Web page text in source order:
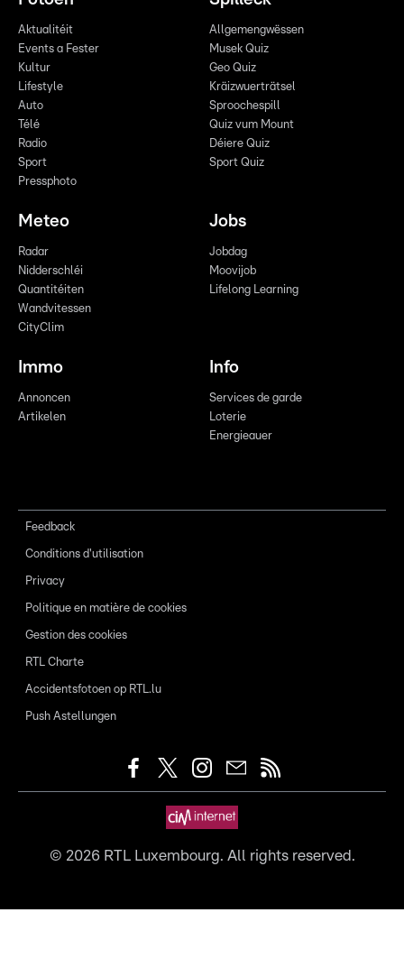
Aktualitéit
Events a Fester
Kultur
Lifestyle
Auto
Télé
Radio
Sport
Pressphoto
Allgemengwëssen
Musek Quiz
Geo Quiz
Kräizwuerträtsel
Sproochespill
Quiz vum Mount
Déiere Quiz
Sport Quiz
Meteo
Radar
Nidderschléi
Quantitéiten
Wandvitessen
CityClim
Jobs
Jobdag
Moovijob
Lifelong Learning
Immo
Annoncen
Artikelen
Info
Services de garde
Loterie
Energieauer
Feedback
Conditions d'utilisation
Privacy
Politique en matière de cookies
Gestion des cookies
RTL Charte
Accidentsfotoen op RTL.lu
Push Astellungen
© 2026RTL Luxembourg. All rights reserved.